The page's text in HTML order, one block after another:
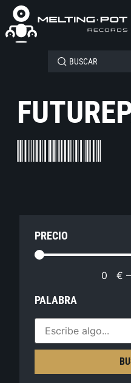
PRECIO
0 €
PALABRA